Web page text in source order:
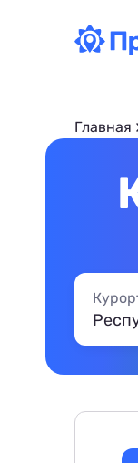
Главная